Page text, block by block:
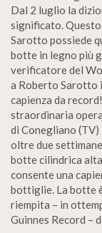
Dal 2 luglio la
significato.
Sarotto possiede
botte in legno più
verificatore del
a Roberto Sarotto
capienza da
straordinaria
di Conegliano
oltre due
botte cilindrica
consente una
bottiglie. La botte
riempita – in
Guinnes Record –